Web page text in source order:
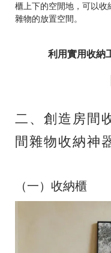
櫃上下的空閒地，可以
雜物的放置空間。
利用實用收納
二、創造房間
間雜物收納神
（一）收納櫃